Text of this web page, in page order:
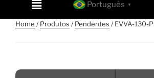
Português ▼
Home /Produtos /Pendentes / EVVA-130-P